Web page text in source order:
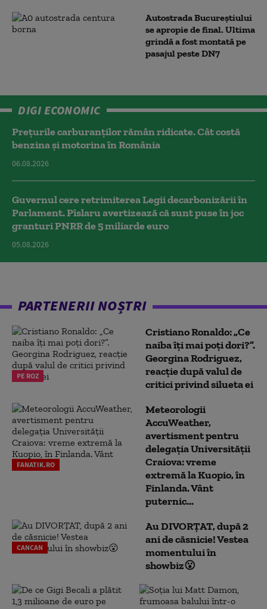
Autostrada Bucureștiului
se apropie de final. Ultima
grindă a fost montată pe
pasajul peste DN7
DIGI ECONOMIC
Prețurile carburanților rămân ridicate. Cât costă
benzina și motorina în România
06.08.2026
Guvernul cere retrimiterea Legii decarbonizării în
Parlament. Pîslaru avertizează că sunt puse în joc
granturi PNRR de 5 miliarde euro
05.08.2026
PARTENERII NOȘTRI
PE ROZ
Cristiano Ronaldo: „Ce
naiba îți mai poți dori?”.
Georgina Rodriguez,
reacție după valul de
critici privind silueta ei
FANATIK.RO
Meteorologii
AccuWeather,
avertisment pentru
delegația Universității
Craiova: vreme
extremă la Kuopio, în
Finlanda. Vânt
puternic...
CANCAN
Au DIVORȚAT, după 2
ani de căsnicie! Vestea
momentului în
showbiz😮